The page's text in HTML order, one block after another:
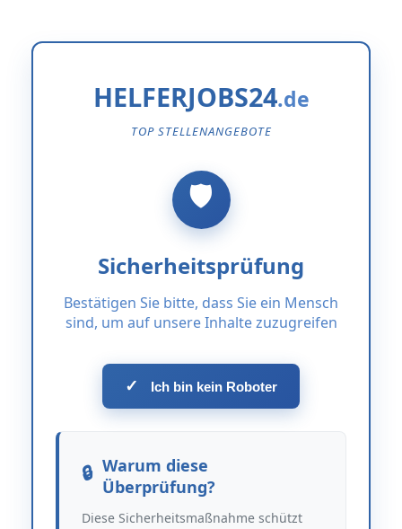
HELFERJOBS24
TOP STELLENANGEBOTE
Sicherheitsprüfung
Bestätigen Sie bitte, dass Sie ein Mensch
sind, um auf unsere Inhalte zuzugreifen
✓ Ich bin kein Roboter
Warum diese
Überprüfung?
Diese Sicherheitsmaßnahme schützt